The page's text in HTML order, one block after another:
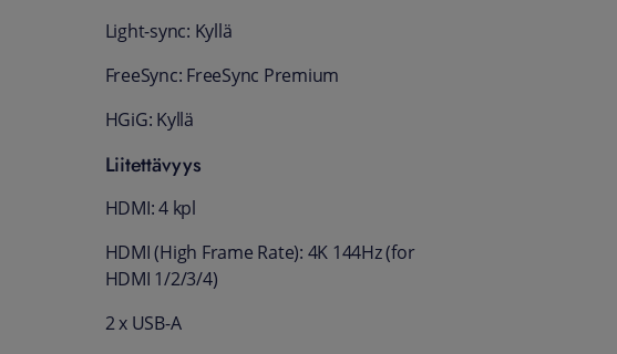
Light-sync: Kyllä
FreeSync: FreeSync Premium
HGiG: Kyllä
Liitettävyys
HDMI: 4 kpl
HDMI (High Frame Rate): 4K 144Hz (for
HDMI 1/2/3/4)
2 x USB-A